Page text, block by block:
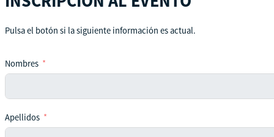
Pulsa el botón si la siguiente información es actual.
Nombres
Apellidos